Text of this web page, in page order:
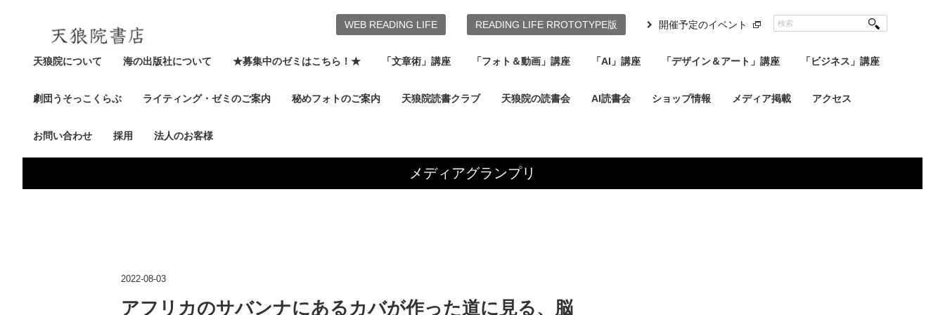
天狼院について 海の出版社について ★募集中のゼミはこちら！★ 「文章術」講座 「フォト＆動画」講座 「AI」講座 「デザイン＆アート」講座 「ビジネス」講座
劇団うそっこくらぶ ライティング・ゼミのご案内 秘めフォトのご案内 天狼院読書クラブ 天狼院の読書会 AI読書会 ショップ情報 メディア掲載 アクセス
お問い合わせ 採用 法人のお客様
WEB READING LIFE READING LIFE RROTOTYPE版 開催予定のイベント
メディアグランプリ
2022-08-03
アフリカのサバンナにあるカバが作った道に見る、脳